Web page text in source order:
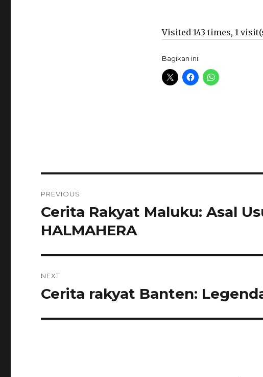
Visited 143 times, 1
Bagikan ini:
pos
PREVIOUS
Previous
post:
Cerita Rakyat Maluku: Asal
HALMAHERA
NEXT
Next
Cerita rakyat Banten: